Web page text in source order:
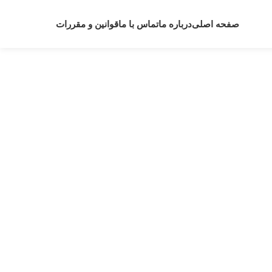
صفحه اصلیدرباره ماتماس با ماقوانین و مقررات